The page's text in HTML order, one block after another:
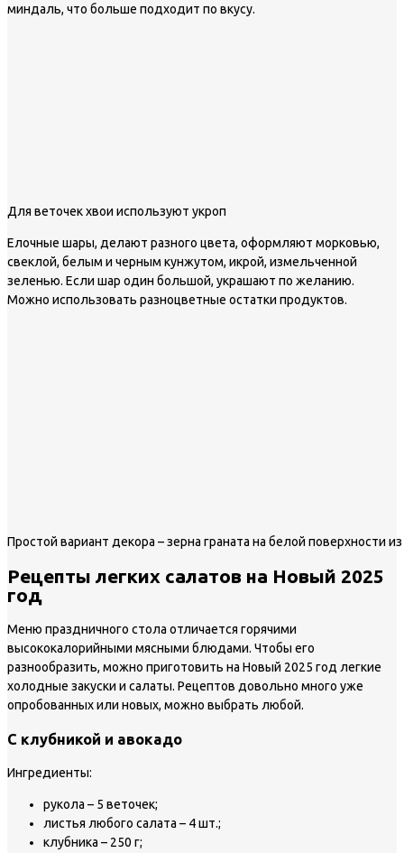
миндаль, что больше подходит по вкусу.
Для веточек хвои используют укроп
Елочные шары, делают разного цвета, оформляют морковью,
свеклой, белым и черным кунжутом, икрой, измельченной
зеленью. Если шар один большой, украшают по желанию.
Можно использовать разноцветные остатки продуктов.
Простой вариант декора – зерна граната на белой поверхности
Рецепты легких салатов на Новый 2025
год
Меню праздничного стола отличается горячими
высококалорийными мясными блюдами. Чтобы его
разнообразить, можно приготовить на Новый 2025 год легкие
холодные закуски и салаты. Рецептов довольно много уже
опробованных или новых, можно выбрать любой.
С клубникой и авокадо
Ингредиенты:
рукола – 5 веточек;
листья любого салата – 4 шт.;
клубника – 250 г;